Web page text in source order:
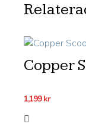
Copper
1,199kr